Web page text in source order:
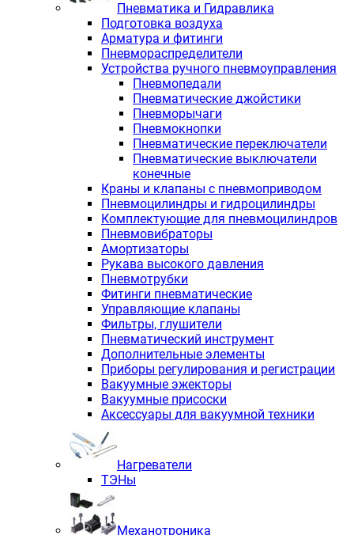
Пневматика и Гидравлика
Подготовка воздуха
Арматура и фитинги
Пневмораспределители
Устройства ручного пневмоуправления
Пневмопедали
Пневматические джойстики
Пневморычаги
Пневмокнопки
Пневматические переключатели
Пневматические выключатели
конечные
Краны и клапаны с пневмоприводом
Пневмоцилиндры и гидроцилиндры
Комплектующие для пневмоцилиндров
Пневмовибраторы
Амортизаторы
Рукава высокого давления
Пневмотрубки
Фитинги пневматические
Управляющие клапаны
Фильтры, глушители
Пневматический инструмент
Дополнительные элементы
Приборы регулирования и регистрации
Вакуумные эжекторы
Вакуумные присоски
Аксессуары для вакуумной техники
Нагреватели
ТЭНы
Механотроника